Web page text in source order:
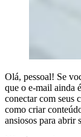
Olá, pessoal! Se
que o e-mail ainda
conectar com seus
como criar
ansiosos para abrir